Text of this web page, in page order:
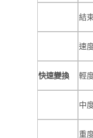
結
速
快速變換 輕
中
重